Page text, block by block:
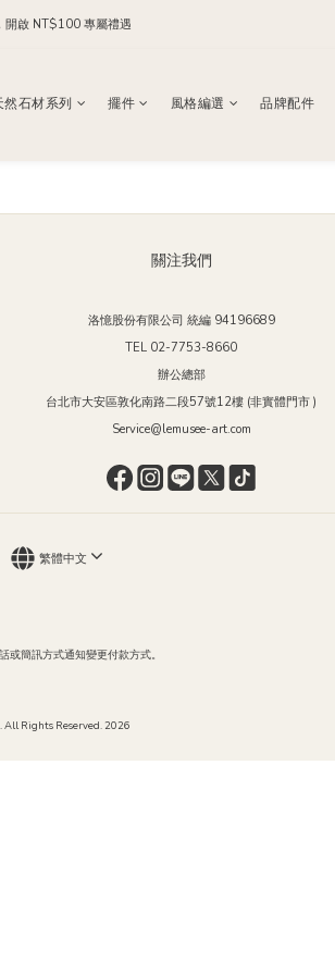
單，現貨商品隔日出貨
開啟 NT$100 專屬禮遇
然石材系列 擺件 風格編選 品牌配件
關注我們
洛憶股份有限公司 統編 94196689
TEL 02-7753-8660
辦公總部
台北市大安區敦化南路二段57號12樓 (非實體門市 )
Service@lemusee-art.com
繁體中文
或簡訊方式通知變更付款方式。
All Rights Reserved. 2026